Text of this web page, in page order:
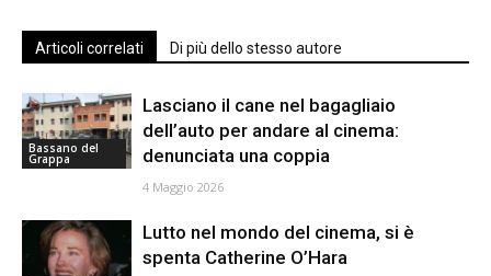
Articoli correlati Di più dello stesso autore
Bassano del
Grappa
Lasciano il cane nel bagagliaio
dell’auto per andare al cinema:
denunciata una coppia
4 Maggio 2026
Lutto nel mondo del cinema, si è
spenta Catherine O’Hara